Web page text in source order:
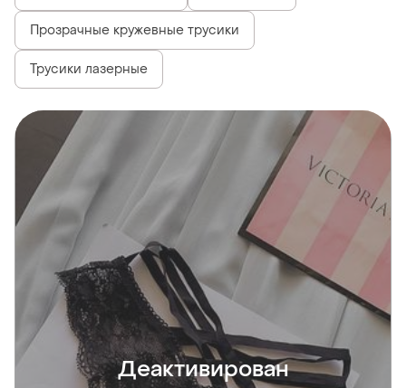
Прозрачные кружевные трусики
Трусики лазерные
Деактивирован